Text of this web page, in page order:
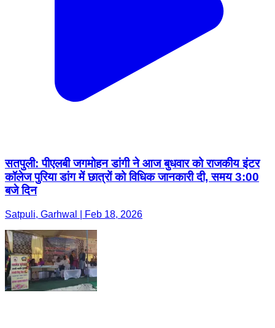
सतपुली: पीएलबी जगमोहन डांगी ने आज बुधवार को राजकीय इंटर
कॉलेज पुरिया डांग में छात्रों को विधिक जानकारी दी, समय 3:00
बजे दिन
Satpuli, Garhwal | Feb 18, 2026